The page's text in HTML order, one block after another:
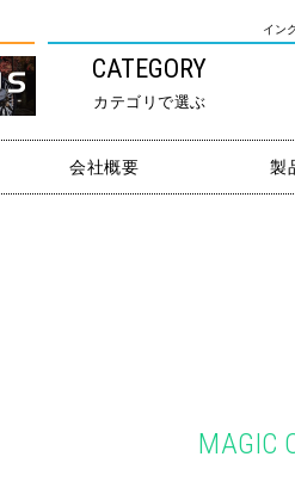
イン
CATEGORY
カテゴリで選ぶ
会社概要 製
MAGIC